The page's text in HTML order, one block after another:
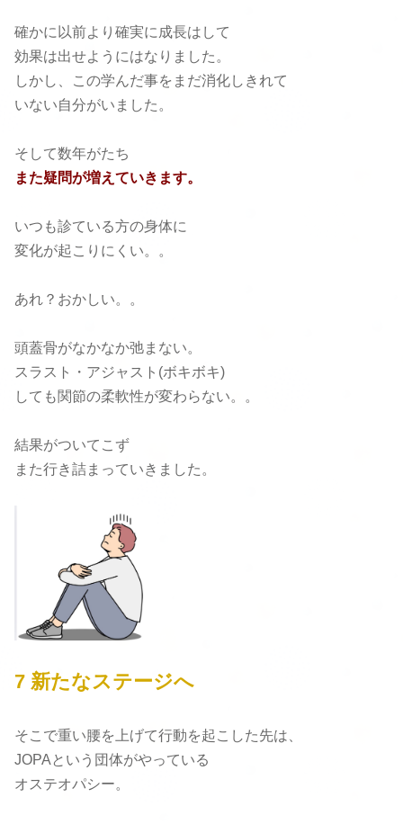
確かに以前より確実に成長はして
効果は出せようにはなりました。
しかし、この学んだ事をまだ消化しきれて
いない自分がいました。
そして数年がたち
また疑問が増えていきます。
いつも診ている方の身体に
変化が起こりにくい。。
あれ？おかしい。。
頭蓋骨がなかなか弛まない。
スラスト・アジャスト(ボキボキ)
しても関節の柔軟性が変わらない。。
結果がついてこず
また行き詰まっていきました。
7 新たなステージへ
そこで重い腰を上げて行動を起こした先は、
JOPAという団体がやっている
オステオパシー。